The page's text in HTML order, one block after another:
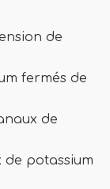
de
fermés de
de
de potassium